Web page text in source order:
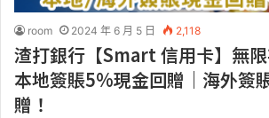
room 2024 年 6 月 5 日 2,118
渣打銀行【Smart 信用卡】無限
本地簽賬5%現金回贈｜海外簽
贈！